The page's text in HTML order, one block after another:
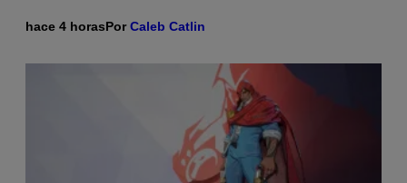
hace 4 horasPorCaleb Catlin